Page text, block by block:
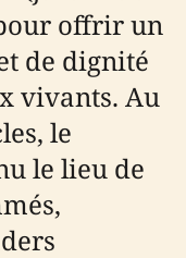
offrir un
de dignité
vivants. Au
le
le lieu de